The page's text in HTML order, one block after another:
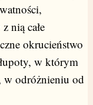
nią całe
okrucieństwo
w którym
w odróżnieniu od